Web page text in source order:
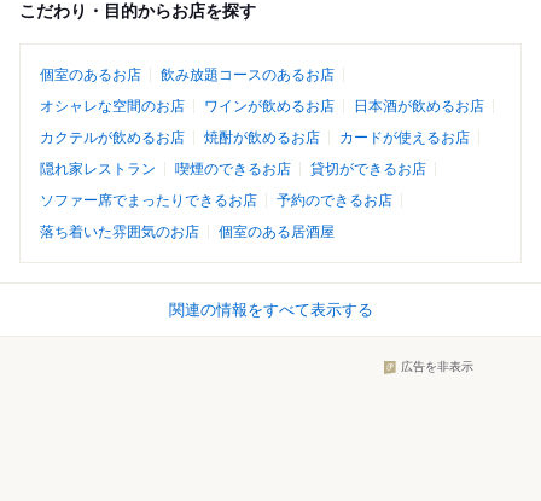
こだわり・目的からお店を探す
個室のあるお店
飲み放題コースのあるお店
オシャレな空間のお店
ワインが飲めるお店
日本酒が飲めるお店
カクテルが飲めるお店
焼酎が飲めるお店
カードが使えるお店
隠れ家レストラン
喫煙のできるお店
貸切ができるお店
ソファー席でまったりできるお店
予約のできるお店
落ち着いた雰囲気のお店
個室のある居酒屋
関連の情報をすべて表示する
広告を非表示